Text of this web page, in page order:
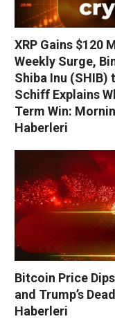
XRP Gains $120
Weekly Surge,
Shiba Inu
Schiff Explains
Term Win:
Haberleri
Bitcoin Price
and Trump’s
Haberleri